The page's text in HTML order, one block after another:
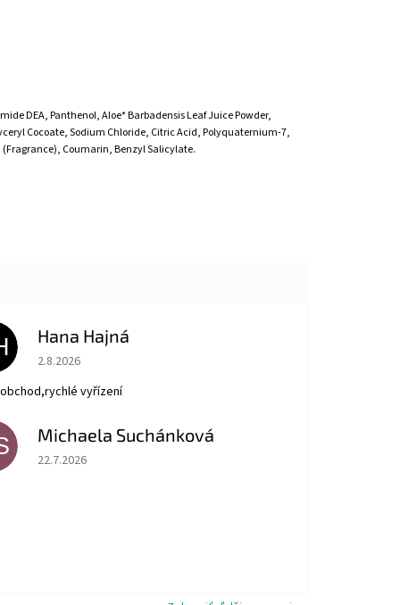
DEA, Panthenol, Aloe* Barbadensis Leaf Juice Powder,
Cocoate, Sodium Chloride, Citric Acid, Polyquaternium-7,
Coumarin, Benzyl Salicylate.
Hana Hajná
Hodnotenie obchodu je 5 z 5 hviezdičiek.
2.8.2026
vyřízení
Michaela Suchánková
Hodnotenie obchodu je 5 z 5 hviezdičiek.
22.7.2026